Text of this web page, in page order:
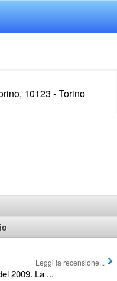
10123 - Torino
2009. La ...
Leggi la recensione...